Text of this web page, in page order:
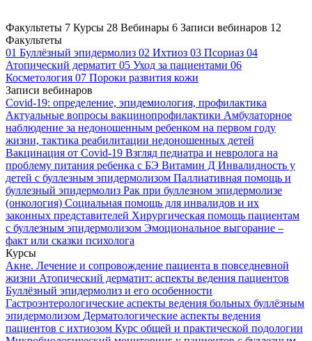
Факультеты 7 Курсы 28 Вебинары 6 Записи вебинаров 12
Факультеты
01 Буллёзный эпидермолиз 02 Ихтиоз 03 Псориаз 04
Атопический дерматит 05 Уход за пациентами 06
Косметология 07 Пороки развития кожи
Записи вебинаров
Covid-19: определение, эпидемиология, профилактика
Актуальные вопросы вакцинопрофилактики Амбулаторное
наблюдение за недоношенным ребенком на первом году
жизни, тактика реабилитации недоношенных детей
Вакцинация от Covid-19 Взгляд педиатра и невролога на
проблему питания ребенка с БЭ Витамин Д Инвалидность у
детей с буллезным эпидермолизом Паллиативная помощь и
буллезный эпидермолиз Рак при буллезном эпидермолизе
(онкология) Социальная помощь для инвалидов и их
законных представителей Хирургическая помощь пациентам
с буллезным эпидермолизом Эмоциональное выгорание –
факт или сказки психолога
Курсы
Акне. Лечение и сопровождение пациента в повседневной
жизни Атопический дерматит: аспекты ведения пациентов
Буллёзный эпидермолиз и его особенности
Гастроэнтерологические аспекты ведения больных буллёзным
эпидермолизом Дерматологические аспекты ведения
пациентов с ихтиозом Курс общей и практической подологии